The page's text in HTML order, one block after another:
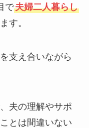
で夫婦二人暮らし
す。
支え合いながら
夫の理解やサポ
とは間違いない